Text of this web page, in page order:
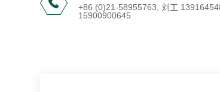
+86 (0)21-58955763, 刘工
15900900645